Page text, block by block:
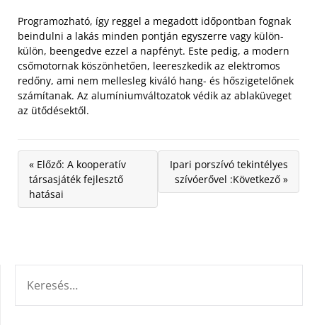
Programozható, így reggel a megadott időpontban fognak
beindulni a lakás minden pontján egyszerre vagy külön-
külön, beengedve ezzel a napfényt. Este pedig, a modern
csőmotornak köszönhetően, leereszkedik az elektromos
redőny, ami nem mellesleg kiváló hang- és hőszigetelőnek
számítanak. Az alumíniumváltozatok védik az ablaküveget
az ütődésektől.
« Előző: A kooperatív
társasjáték fejlesztő
hatásai
Ipari porszívó tekintélyes
szívóerővel :Következő »